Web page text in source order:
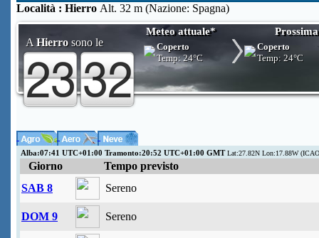
Località : Hierro Alt. 32 m (Nazione: Spagna)
A Hierrosono le
Meteo attuale*
Coperto
Temp:24°C
Coperto
Temp: 24°C
Alba:07:41 UTC+01:00 Tramonto:20:52 UTC+01:00 GMTLat:27.82N Lon:17.88W
Giorno
Tempo previsto
SAB 8
Sereno
DOM 9 Sereno